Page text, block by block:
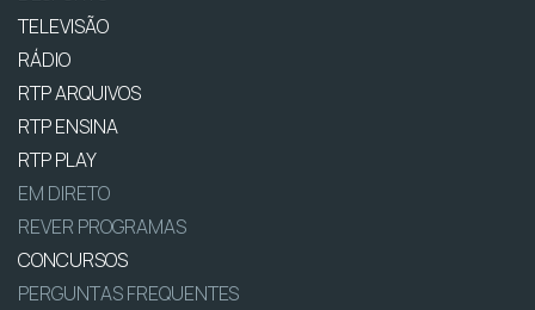
TELEVISÃO
RÁDIO
RTP ARQUIVOS
RTP ENSINA
RTP PLAY
EM DIRETO
REVER PROGRAMAS
CONCURSOS
PERGUNTAS FREQUENTES